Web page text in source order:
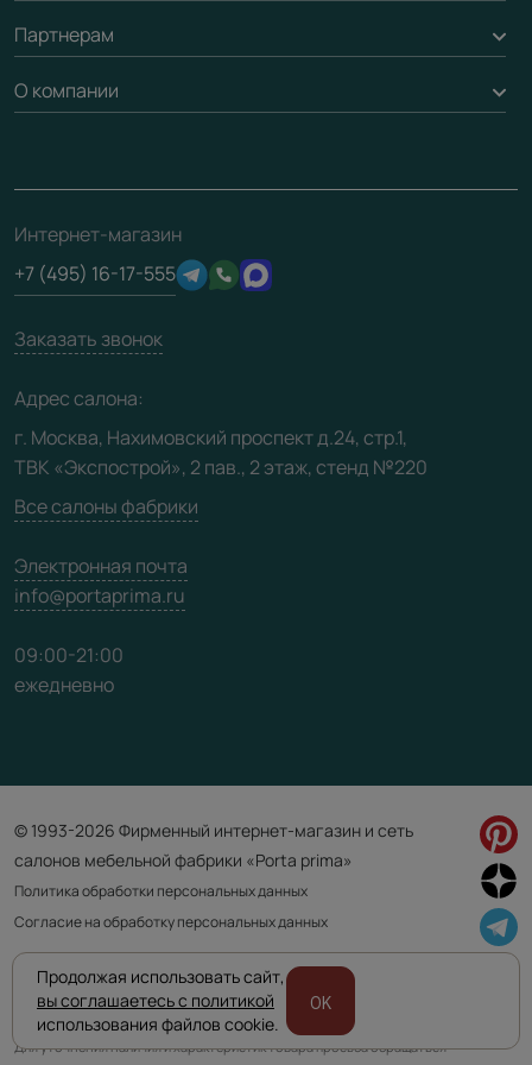
Рейки, баффели, стеллажи
Погонаж
Гарантия
Вопрос-ответ
Отзывы клиентов
Техническая информация
Юридическая информация
Вызов замерщика
Доставка
Партнерам
Дизайнерам / архитекторам
Скачать материалы
3D-модели
О компании
О фабрике
Сертификаты
Производство
Вакансии
Видео
Карта сайта
Интернет-магазин
+7 (495) 16-17-555
Заказать звонок
Адрес салона:
г. Москва, Нахимовский проспект д.24, стр.1,
ТВК «Экспострой», 2 пав., 2 этаж, стенд №220
Все салоны фабрики
Электронная почта
info@portaprima.ru
09:00-21:00
ежедневно
© 1993-2026 Фирменный интернет-магазин и сеть
салонов мебельной фабрики «Porta prima»
Политика обработки персональных данных
Согласие на обработку персональных данных
Приведенная на сайте информация не является публичной офертой
и носит информационно ознакомительный характер.
Для уточнения наличия и характеристик товара просьба обращаться
Продолжая использовать сайт,
вы соглашаетесь с политикой
использования файлов cookie.
OK